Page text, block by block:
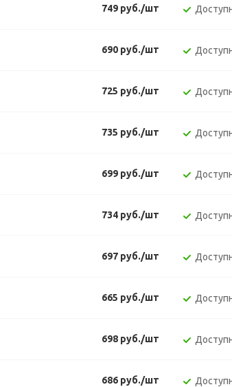
749 руб./шт
690 руб./шт
725 руб./шт
735 руб./шт
699 руб./шт
734 руб./шт
697 руб./шт
665 руб./шт
698 руб./шт
686 руб./шт